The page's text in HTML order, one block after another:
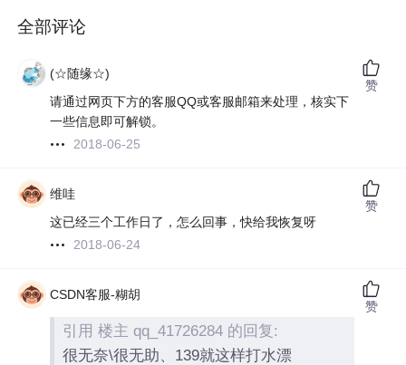
全部评论
(☆随缘☆)
请通过网页下方的客服QQ或客服邮箱来处理，核实下
一些信息即可解锁。
2018-06-25
赞
维哇
这已经三个工作日了，怎么回事，快给我恢复呀
2018-06-24
赞
CSDN客服-糊胡
引用 楼主 qq_41726284 的回复:
很无奈\很无助、139就这样打水漂
赞